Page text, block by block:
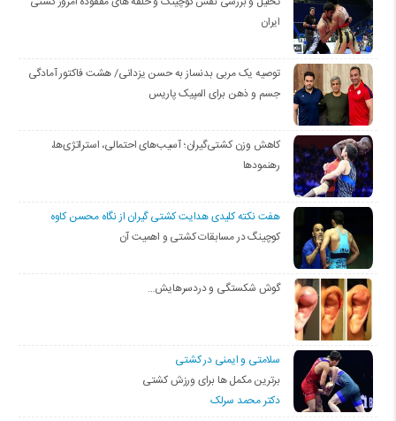
ایران
توصیه یک مربی بدنساز به حسن یزدانی/ هشت فاکتور آمادگی
جسم و ذهن برای المپیک پاریس
کاهش وزن کشتی‌گیران؛ آسیب‌های احتمالی، استراتژی‌ها،
رهنمودها
هفت نکته کلیدی هدایت کشتی گیران از نگاه محسن کاوه
کوچینگ در مسابقات کشتی و اهمیت آن
گوش شکستگی و دردسرهایش…
سلامتی و ایمنی در کشتی
برترین مکمل ها برای ورزش کشتی
دکتر محمد سرلک